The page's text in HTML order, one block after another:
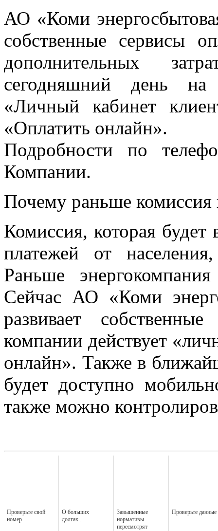
АО «Коми
собственные сервисы
дополнительных
сегодняшний день на
«Личный кабинет
«Оплатить онлайн».
Подробности по
Компании.
Почему раньше комиссия
Комиссия, которая будет
платежей от
Раньше
Сейчас АО «Коми
развивает
компании действует
онлайн». Также в
будет доступно
также можно
Проверьте свой
номер
О больших
долгах...
Завышенные
нормативы
пересмотрят
Проверьте данные